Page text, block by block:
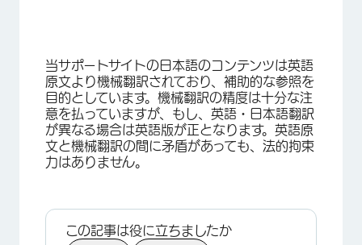
当サポートサイトの日本語のコンテンツは英語
原文より機械翻訳されており、補助的な参照を
目的としています。機械翻訳の精度は十分な注
意を払っていますが、もし、英語・日本語翻訳
が異なる場合は英語版が正となります。英語原
文と機械翻訳の間に矛盾があっても、法的拘束
力はありません。
この記事は役に立ちましたか